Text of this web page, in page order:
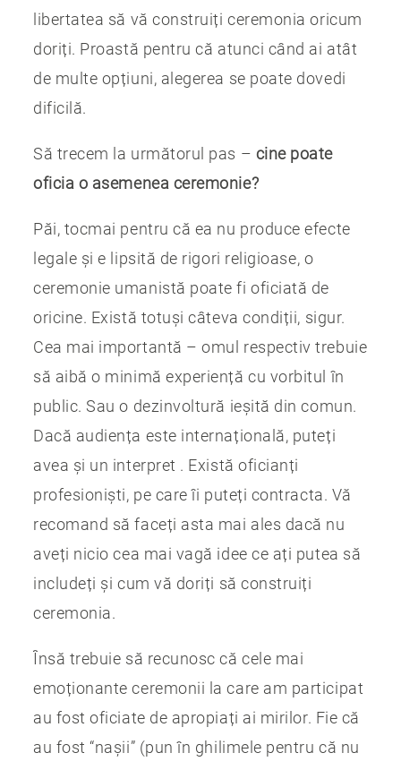
libertatea să vă construiți ceremonia oricum
doriți. Proastă pentru că atunci când ai atât
de multe opțiuni, alegerea se poate dovedi
dificilă.
Să trecem la următorul pas – cine poate
oficia o asemenea ceremonie?
Păi, tocmai pentru că ea nu produce efecte
legale și e lipsită de rigori religioase, o
ceremonie umanistă poate fi oficiată de
oricine. Există totuși câteva condiții, sigur.
Cea mai importantă – omul respectiv trebuie
să aibă o minimă experiență cu vorbitul în
public. Sau o dezinvoltură ieșită din comun.
Dacă audiența este internațională, puteți
avea și un interpret . Există oficianți
profesioniști, pe care îi puteți contracta. Vă
recomand să faceți asta mai ales dacă nu
aveți nicio cea mai vagă idee ce ați putea să
includeți și cum vă doriți să construiți
ceremonia.
Însă trebuie să recunosc că cele mai
emoționante ceremonii la care am participat
au fost oficiate de apropiați ai mirilor. Fie că
au fost “nașii” (pun în ghilimele pentru că nu